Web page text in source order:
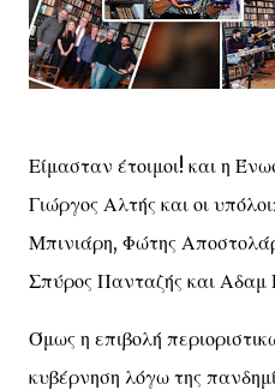
Είμασταν έτοιμοι! και η
Γιώργος Αλτής και οι
Μπινιάρη, Φώτης
Σπύρος Πανταζής και Αδαμ
Όμως η επιβολή
κυβέρνηση λόγω της